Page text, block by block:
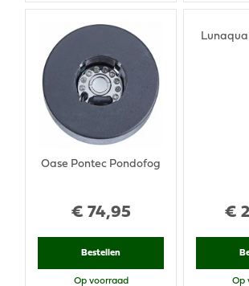
€ 74,95
Oase Pontec Pondofog
Bestellen
Op voorraad
€
Op